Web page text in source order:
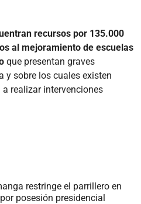
recursos por 135.000
al mejoramiento de escuelas
que presentan graves
y sobre los cuales existen
realizar intervenciones
restringe el parrillero en
posesión presidencial